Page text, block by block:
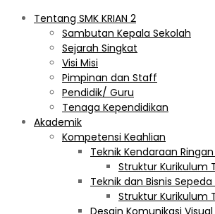
Tentang SMK KRIAN 2
Sambutan Kepala Sekolah
Sejarah Singkat
Visi Misi
Pimpinan dan Staff
Pendidik/ Guru
Tenaga Kependidikan
Akademik
Kompetensi Keahlian
Teknik Kendaraan
Struktur Kurikulum
Teknik dan Bisnis
Struktur Kurikulum
Desain Komunikasi